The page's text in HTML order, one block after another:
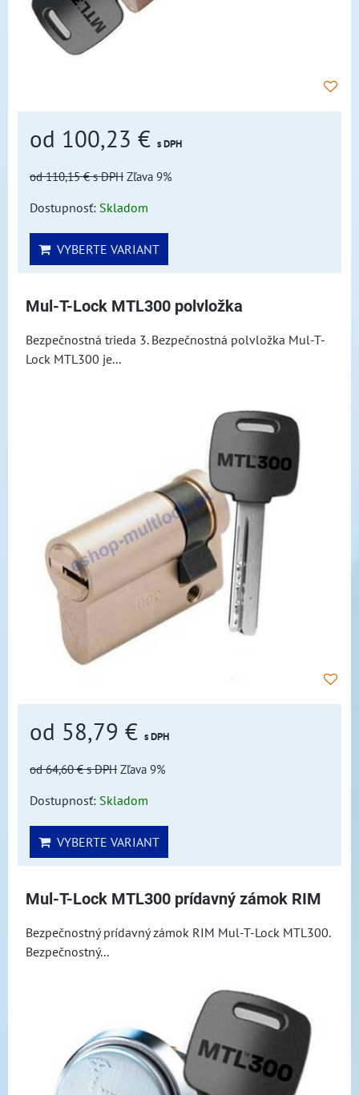
od 100,23 € s DPH
od 110,15 €s DPH Zľava 9%
Dostupnosť: Skladom
VYBERTE VARIANT
Mul-T-Lock MTL300 polvložka
Bezpečnostná trieda 3. Bezpečnostná polvložka Mul-T-
Lock MTL300 je...
od 58,79 € s DPH
od 64,60 €s DPH Zľava 9%
Dostupnosť: Skladom
VYBERTE VARIANT
Mul-T-Lock MTL300 prídavný zámok RIM
Bezpečnostný prídavný zámok RIM Mul-T-Lock MTL300.
Bezpečnostný...